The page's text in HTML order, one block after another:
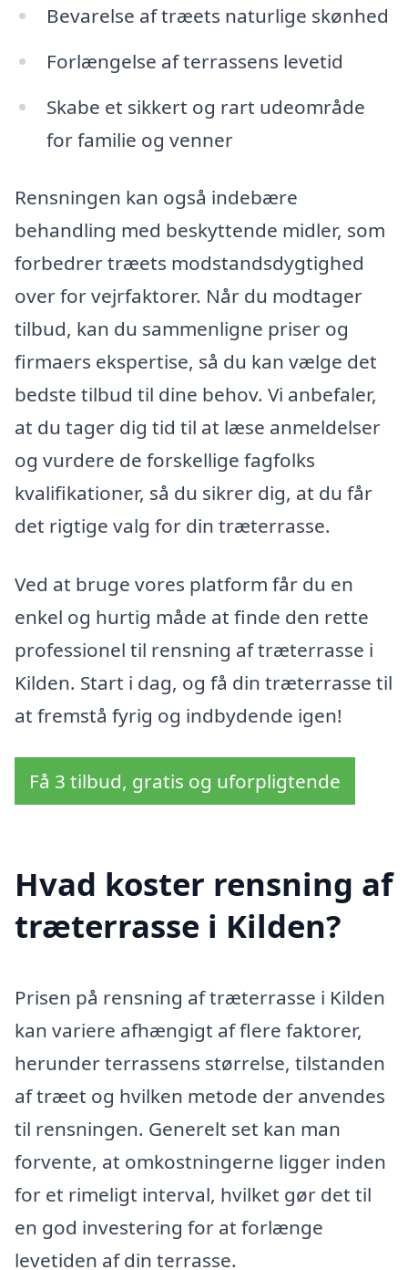
Bevarelse af træets naturlige skønhed
Forlængelse af terrassens levetid
Skabe et sikkert og rart udeområde
for familie og venner
Rensningen kan også indebære
behandling med beskyttende midler, som
forbedrer træets modstandsdygtighed
over for vejrfaktorer. Når du modtager
tilbud, kan du sammenligne priser og
firmaers ekspertise, så du kan vælge det
bedste tilbud til dine behov. Vi anbefaler,
at du tager dig tid til at læse anmeldelser
og vurdere de forskellige fagfolks
kvalifikationer, så du sikrer dig, at du får
det rigtige valg for din træterrasse.
Ved at bruge vores platform får du en
enkel og hurtig måde at finde den rette
professionel til rensning af træterrasse i
Kilden. Start i dag, og få din træterrasse til
at fremstå fyrig og indbydende igen!
Få 3 tilbud, gratis og uforpligtende
Hvad koster rensning af
træterrasse i Kilden?
Prisen på rensning af træterrasse i Kilden
kan variere afhængigt af flere faktorer,
herunder terrassens størrelse, tilstanden
af træet og hvilken metode der anvendes
til rensningen. Generelt set kan man
forvente, at omkostningerne ligger inden
for et rimeligt interval, hvilket gør det til
en god investering for at forlænge
levetiden af din terrasse.